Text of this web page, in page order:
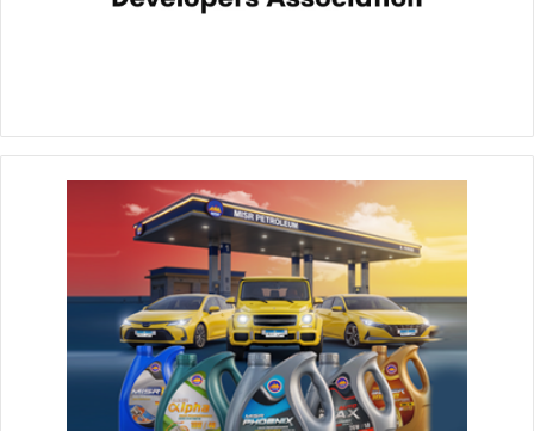
السياسية بضرورة الاهتمام بصحة المواطنين وتوفير لحوم حمراء
بالمحافظات والحفاظ على الاستثمارات التى يتم ضخها في هذا
المشروع القومى الهام.